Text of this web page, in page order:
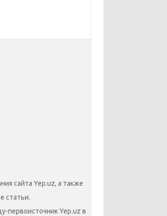
сайта Yep.uz, а также
статьи.
первоисточник Yep.uz в